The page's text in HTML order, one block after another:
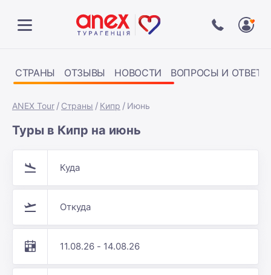
СТРАНЫ ОТЗЫВЫ НОВОСТИ ВОПРОСЫ И ОТВЕТЫ
ANEX Tour Страны Кипр Июнь
Туры в Кипр на июнь
Куда
Откуда
11.08.26 - 14.08.26